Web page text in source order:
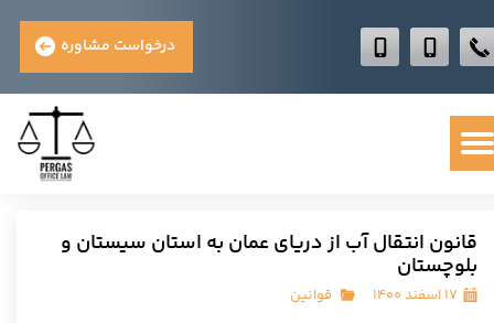
درخواست مشاوره
قانون انتقال آب از دریای عمان به استان سیستان و
بلوچستان
۱۷ اسفند ۱۴۰۰ قوانین